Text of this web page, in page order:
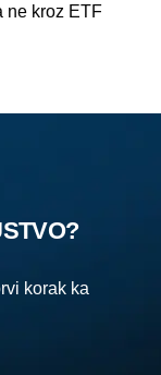
ne kroz ETF
korak ka